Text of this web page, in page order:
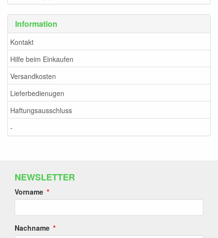
Information
Kontakt
Hilfe beim Einkaufen
Versandkosten
Lieferbedienugen
Haftungsausschluss
-
NEWSLETTER
Vorname
Nachname